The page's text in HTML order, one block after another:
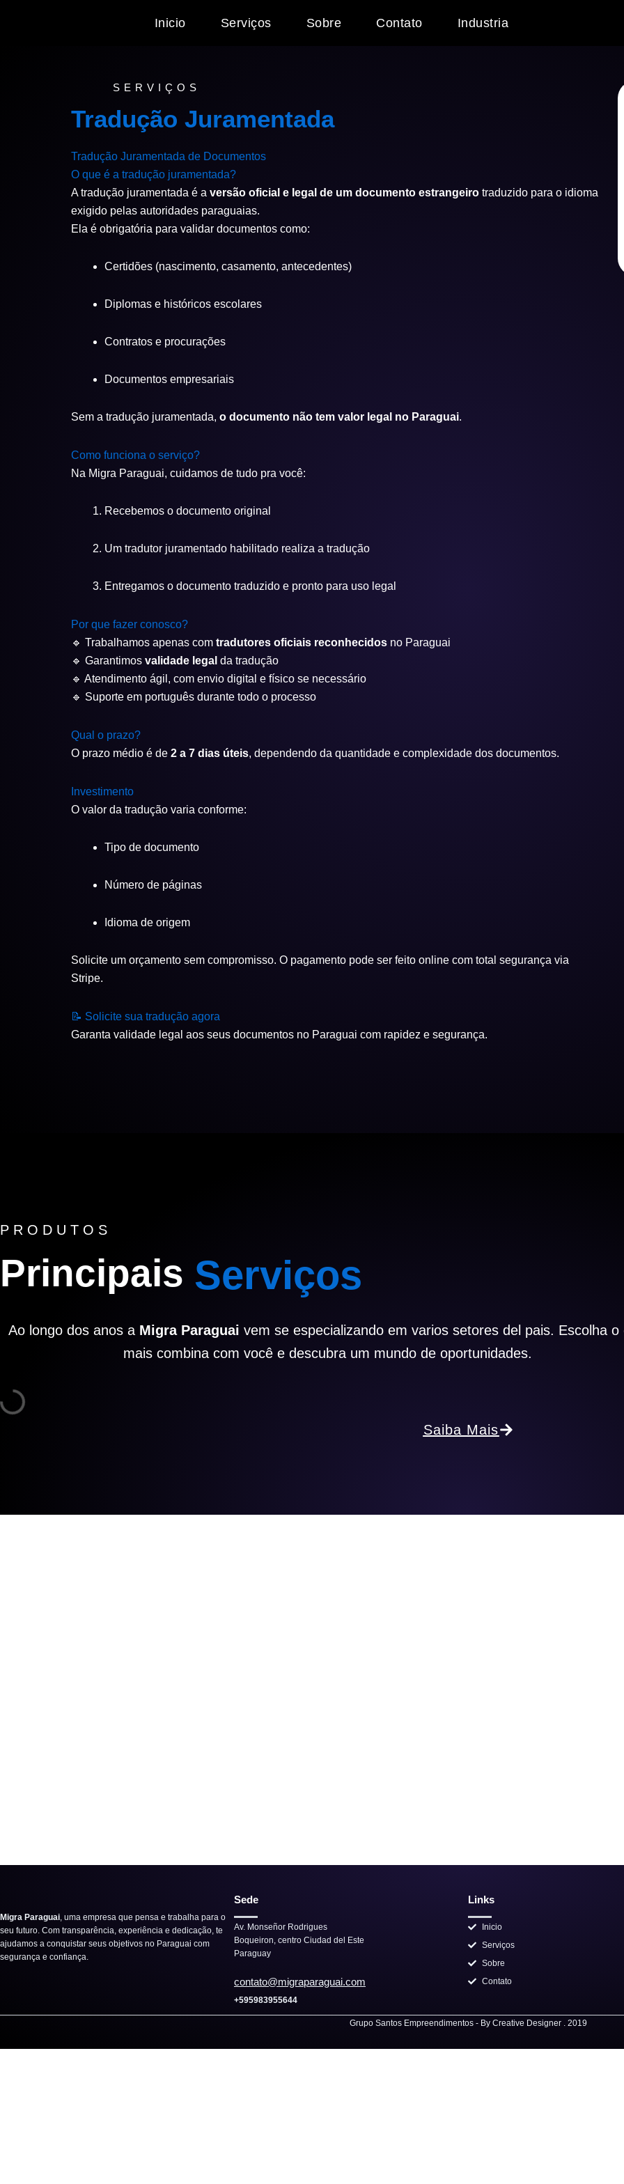
Inicio Serviços Sobre Contato Industria
SERVIÇOS
Tradução Juramentada
Tradução Juramentada de Documentos
O que é a tradução juramentada?
A tradução juramentada é aversão oficial e legal de um documento estrangeiro traduzido para o idioma
exigido pelas autoridades paraguaias.
Ela é obrigatória para validar documentos como:
Certidões (nascimento, casamento, antecedentes)
Diplomas e históricos escolares
Contratos e procurações
Documentos empresariais
Sem a tradução juramentada,o documento não tem valor legal no Paraguai.
Como funciona o serviço?
Na Migra Paraguai, cuidamos de tudo pra você:
Recebemos o documento original
Um tradutor juramentado habilitado realiza a tradução
Entregamos o documento traduzido e pronto para uso legal
Por que fazer conosco?
🔹 Trabalhamos apenas comtradutores oficiais reconhecidos no Paraguai
🔹 Garantimosvalidade legal da tradução
🔹 Atendimento ágil, com envio digital e físico se necessário
🔹 Suporte em português durante todo o processo
Qual o prazo?
O prazo médio é de2 a 7 dias úteis, dependendo da quantidade e complexidade dos documentos.
Investimento
O valor da tradução varia conforme:
Tipo de documento
Número de páginas
Idioma de origem
Solicite um orçamento sem compromisso. O pagamento pode ser feito online com total segurança via
Stripe.
📝 Solicite sua tradução agora
Garanta validade legal aos seus documentos no Paraguai com rapidez e segurança.
PRODUTOS
Principais Serviços
Ao longo dos anos a Migra Paraguai vem se especializando em varios setores del pais. Escolha o
mais combina com você e descubra um mundo de oportunidades.
Saiba Mais
Migra Paraguai , uma empresa que pensa e trabalha para o
seu futuro. Com transparência, experiência e dedicação, te
ajudamos a conquistar seus objetivos no Paraguai com
segurança e confiança.
Sede
Av. Monseñor Rodrigues
Boqueiron, centro Ciudad del Este
Paraguay
contato@migraparaguai.com
+595983955644
Links
Inicio
Serviços
Sobre
Contato
Grupo Santos Empreendimentos - By Creative Designer . 2019